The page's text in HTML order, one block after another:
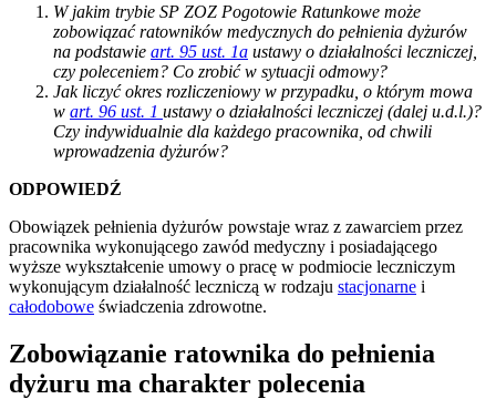
W jakim trybie SP ZOZ Pogotowie Ratunkowe może
zobowiązać ratowników medycznych do pełnienia dyżurów
na podstawie art. 95 ust. 1a ustawy o działalności leczniczej,
czy poleceniem? Co zrobić w sytuacji odmowy?
Jak liczyć okres rozliczeniowy w przypadku, o którym mowa
w art. 96 ust. 1 ustawy o działalności leczniczej (dalej u.d.l.)?
Czy indywidualnie dla każdego pracownika, od chwili
wprowadzenia dyżurów?
ODPOWIEDŹ
Obowiązek pełnienia dyżurów powstaje wraz z zawarciem przez
pracownika wykonującego zawód medyczny i posiadającego
wyższe wykształcenie umowy o pracę w podmiocie leczniczym
wykonującym działalność leczniczą w rodzaju stacjonarne i
całodobowe świadczenia zdrowotne.
Zobowiązanie ratownika do pełnienia
dyżuru ma charakter polecenia